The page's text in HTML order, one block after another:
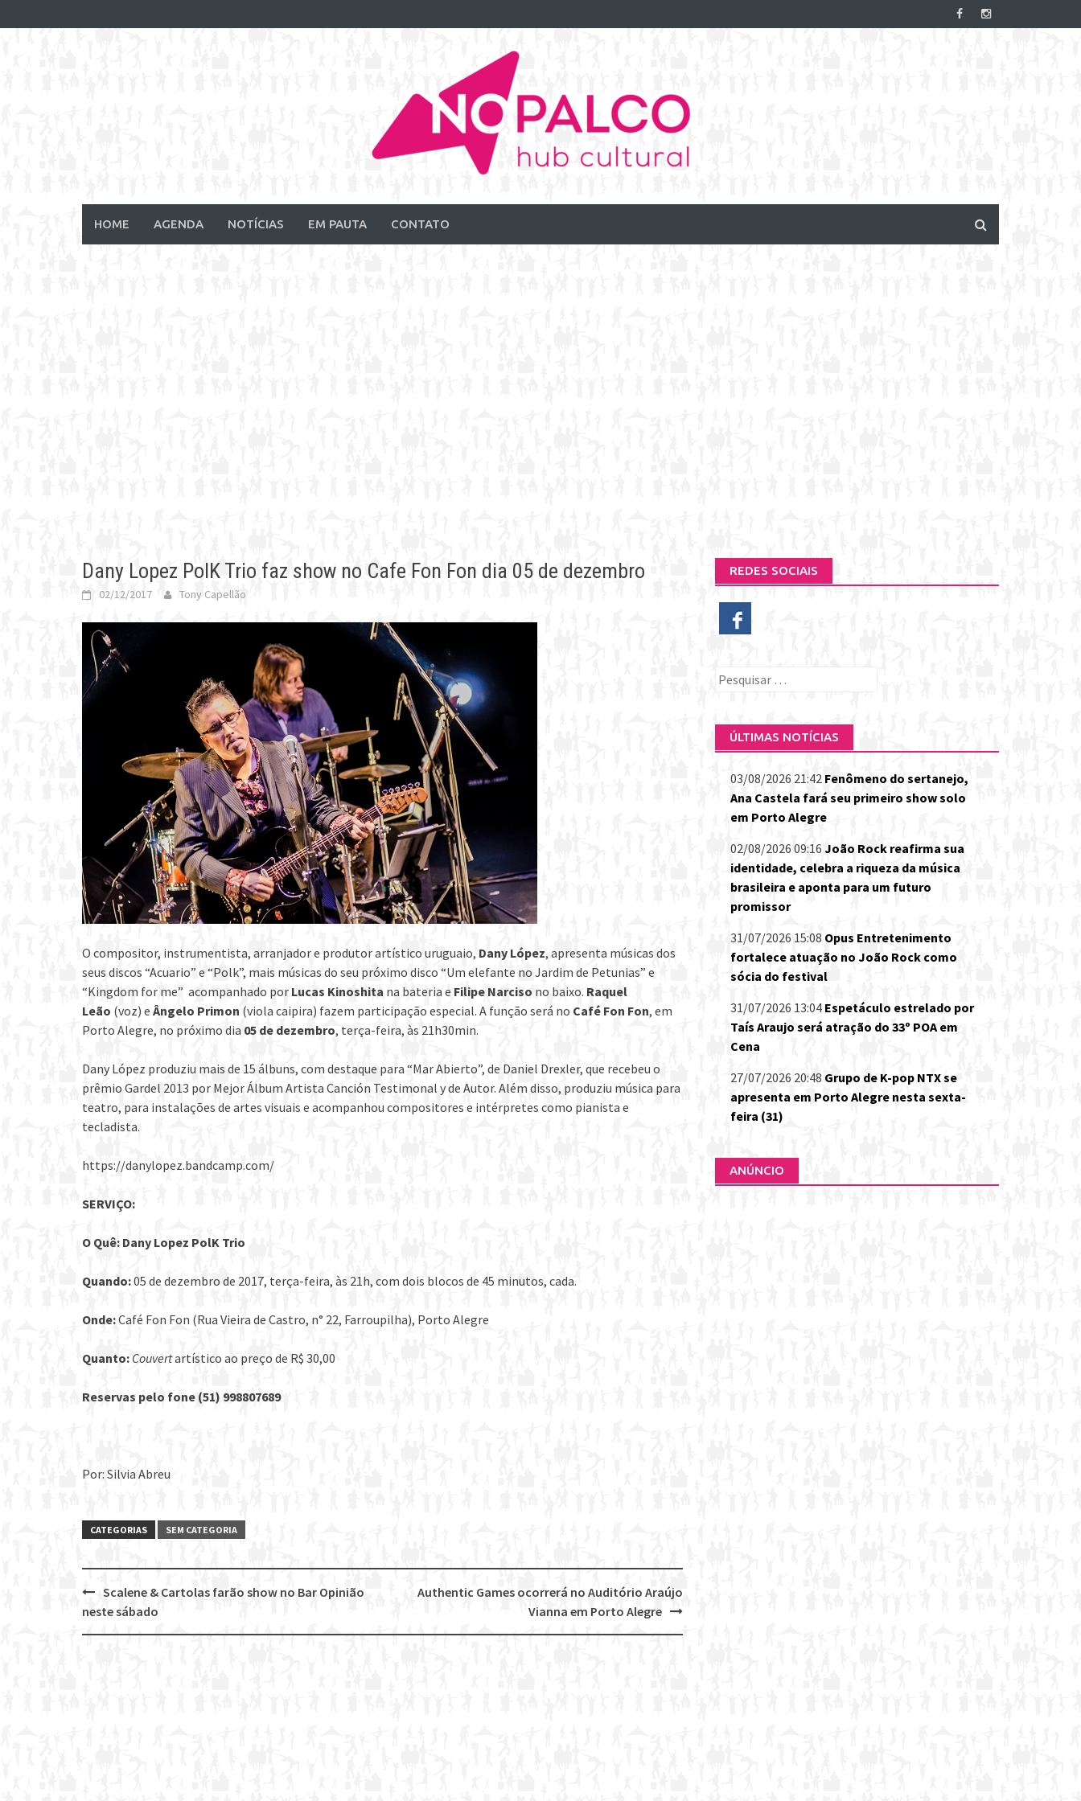
to
HOME AGENDA NOTÍCIAS EM PAUTA CONTATO
Dany Lopez PolK Trio faz show no Cafe Fon Fon dia 05 de dezembro
02/12/2017 Tony Capellão
O compositor, instrumentista, arranjador e produtor artístico uruguaio, Dany López, apresenta músicas dos
seus discos “Acuario” e “Polk”, mais músicas do seu próximo disco “Um elefante no Jardim de Petunias” e
“Kingdom for me” acompanhado por Lucas Kinoshita na bateria e Filipe Narciso no baixo. Raquel
Leão (voz) e Ângelo Primon (viola caipira) fazem participação especial. A função será no Café Fon Fon, em
Porto Alegre, no próximo dia 05 de dezembro, terça-feira, às 21h30min.
Dany López produziu mais de 15 álbuns, com destaque para “Mar Abierto”, de Daniel Drexler, que recebeu o
prêmio Gardel 2013 por Mejor Álbum Artista Canción Testimonal y de Autor. Além disso, produziu música para
teatro, para instalações de artes visuais e acompanhou compositores e intérpretes como pianista e
tecladista.
https://danylopez.bandcamp.com/
SERVIÇO:
O Quê: Dany Lopez PolK Trio
Quando:05 de dezembro de 2017, terça-feira, às 21h, com dois blocos de 45 minutos, cada.
Onde:Café Fon Fon (Rua Vieira de Castro, n° 22, Farroupilha), Porto Alegre
Quanto: Couvertartístico ao preço de R$ 30,00
Reservas pelo fone (51) 998807689
Por: Silvia Abreu
CATEGORIAS SEM CATEGORIA
Post
navigation
Authentic Games ocorrerá no Auditório Araújo
Vianna em Porto Alegre
Scalene & Cartolas farão show no Bar Opinião
neste sábado
REDES SOCIAIS
Pesquisar
ÚLTIMAS NOTÍCIAS
03/08/2026 21:42 Fenômeno do sertanejo,
Ana Castela fará seu primeiro show solo
em Porto Alegre
02/08/2026 09:16 João Rock reafirma sua
identidade, celebra a riqueza da música
brasileira e aponta para um futuro
promissor
31/07/2026 15:08 Opus Entretenimento
fortalece atuação no João Rock como
sócia do festival
31/07/2026 13:04 Espetáculo estrelado por
Taís Araujo será atração do 33º POA em
Cena
27/07/2026 20:48 Grupo de K-pop NTX se
apresenta em Porto Alegre nesta sexta-
feira (31)
ANÚNCIO